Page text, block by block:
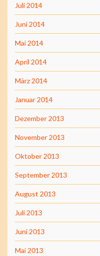
Juli 2014
Juni 2014
Mai 2014
April 2014
März 2014
Januar 2014
Dezember 2013
November 2013
Oktober 2013
September 2013
August 2013
Juli 2013
Juni 2013
Mai 2013